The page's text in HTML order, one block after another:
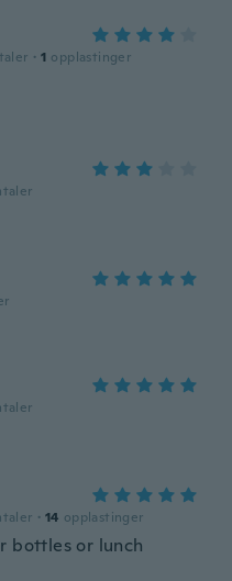
· 1 opplastinger
· 14 opplastinger
bottles or lunch